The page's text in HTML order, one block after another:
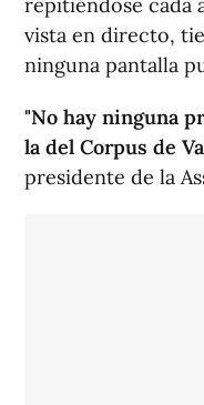
repitiéndose cada
vista en directo,
ninguna pantalla
"No hay ninguna
la del Corpus de
presidente de la